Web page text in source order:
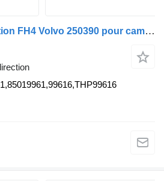
TRW Boîtier de direction FH4 Volvo 250390 pour camion TRW FH4